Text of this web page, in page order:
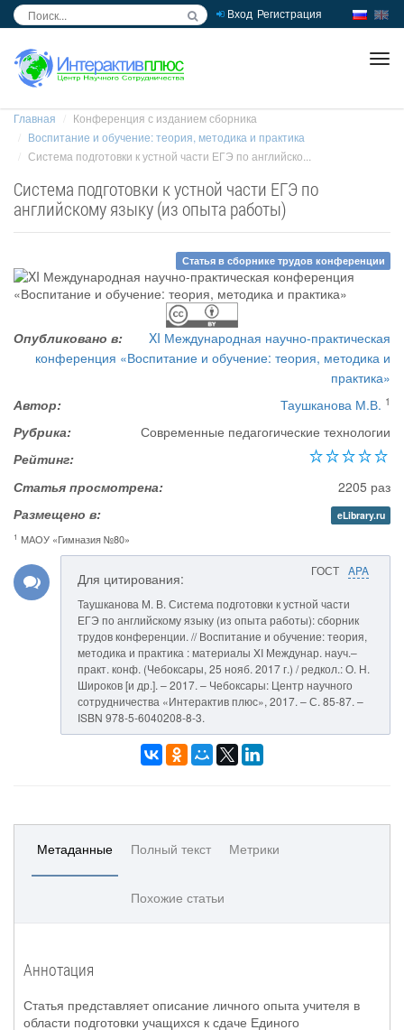
Вход Регистрация
Главная
Конференция с изданием сборника
Воспитание и обучение: теория, методика и практика
Система подготовки к устной части ЕГЭ по английско...
Система подготовки к устной части ЕГЭ по
английскому языку (из опыта работы)
Статья в сборнике трудов конференции
Опубликовано в:
XI Международная научно-практическая
конференция «Воспитание и обучение: теория, методика и
практика»
Автор:
Таушканова М.В. 1
Рубрика:
Современные педагогические технологии
Рейтинг:
Статья просмотрена:
2205 раз
Размещено в:
eLibrary.ru
1 МАОУ «Гимназия №80»
ГОСТ APA
Для цитирования:
Таушканова М. В. Система подготовки к устной части
ЕГЭ по английскому языку (из опыта работы): сборник
трудов конференции. // Воспитание и обучение: теория,
методика и практика : материалы XI Междунар. науч.–
практ. конф. (Чебоксары, 25 нояб. 2017 г.) / редкол.: О. Н.
Широков [и др.]. – 2017. – Чебоксары: Центр научного
сотрудничества «Интерактив плюс», 2017. – С. 85-87. –
ISBN 978-5-6040208-8-3.
Метаданные Полный текст Метрики
Похожие статьи
Аннотация
Статья представляет описание личного опыта учителя в
области подготовки учащихся к сдаче Единого